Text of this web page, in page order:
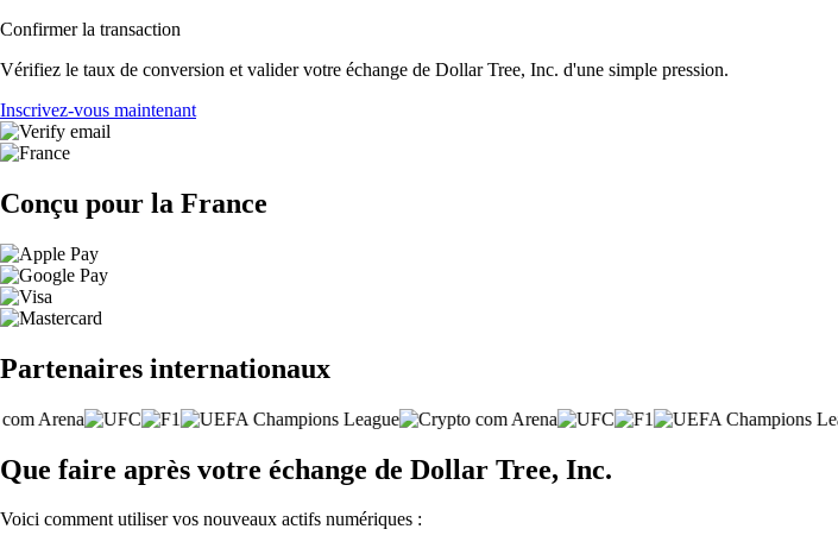
Confirmer la transaction
Vérifiez le taux de conversion et valider votre échange de Dollar Tree, Inc. d'une simple pression.
Inscrivez-vous maintenant
Conçu pour la France
Partenaires internationaux
Que faire après votre échange de Dollar Tree, Inc.
Voici comment utiliser vos nouveaux actifs numériques :